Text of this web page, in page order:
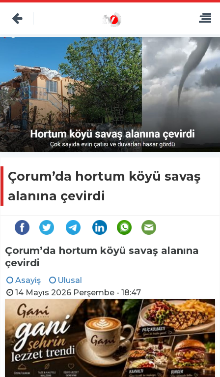
Çorum’da hortum köyü savaş
alanına çevirdi
Çorum’da hortum köyü savaş alanına
çevirdi
Asayiş
Ulusal
14 Mayıs 2026 Perşembe - 18:47